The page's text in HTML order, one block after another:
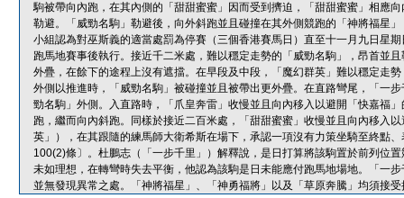
駒被帶向內跑，在其內側的「甜甜蜜蜜」因而受到擠迫，「甜甜蜜蜜」相應
勒避。「威勁名駒」勒避後，向外斜跑並且碰撞在其外側競跑的「神將福星
小組認為對巫斯義的適當處罰為停賽（三個香港賽馬日）直至十一月九日星
跑馬地賽事後執行。接近千二米處，難以穩定走勢的「威勁名駒」，昂首並
外疊，在餘下的途程上沒有遮擋。在早段及中段，「魔幻群英」難以穩定走
外側以推進時，「威勁名駒」被碰撞並且被帶出更外疊。在直路彎尾，「一
勁名駒」外側。入直路時，「爪皇奔雷」收慢並且向內移入以避開「快嘉福
跑，繼而向內斜跑。同樣於接近二百米處，「甜甜蜜蜜」收慢並且向內移入
英」），在其跟隨的練馬師大衛希斯在場下，承認一項沒有力策坐騎至終點
100(2)條〕。杜鵬志（「一步千里」）解釋說，是日打算將該駒置於前列位
未如理想，在轉彎時失去平衡，他認為該駒是日未能應付跑馬地場地。「一
並無發現異常之處。「神將福星」、「神勇福將」以及「草原奔騰」均須接